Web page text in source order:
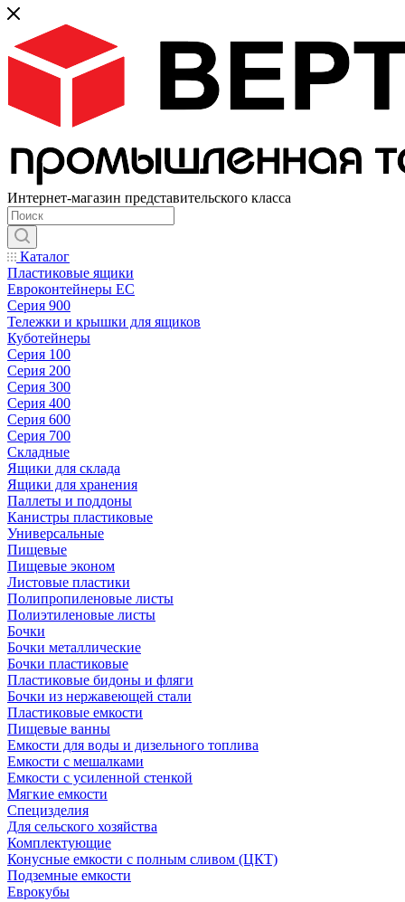
Интернет-магазин представительского класса
Каталог
Пластиковые ящики
Евроконтейнеры ЕС
Серия 900
Тележки и крышки для ящиков
Куботейнеры
Серия 100
Серия 200
Серия 300
Серия 400
Серия 600
Серия 700
Складные
Ящики для склада
Ящики для хранения
Паллеты и поддоны
Канистры пластиковые
Универсальные
Пищевые
Пищевые эконом
Листовые пластики
Полипропиленовые листы
Полиэтиленовые листы
Бочки
Бочки металлические
Бочки пластиковые
Пластиковые бидоны и фляги
Бочки из нержавеющей стали
Пластиковые емкости
Пищевые ванны
Емкости для воды и дизельного топлива
Емкости с мешалками
Емкости с усиленной стенкой
Мягкие емкости
Специзделия
Для сельского хозяйства
Комплектующие
Конусные емкости с полным сливом (ЦКТ)
Подземные емкости
Еврокубы